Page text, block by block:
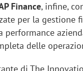
Finance, infine,
per la gestione
performance
delle